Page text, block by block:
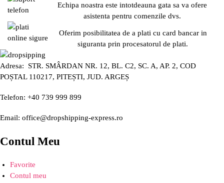
Echipa noastra este intotdeauna gata sa va ofere
asistenta pentru comenzile dvs.
Oferim posibilitatea de a plati cu card bancar in
siguranta prin procesatorul de plati.
Adresa: STR. SMÂRDAN NR. 12, BL. C2, SC. A, AP. 2, COD
POȘTAL 110217, PITEȘTI, JUD. ARGEȘ
Telefon: +40 739 999 899
Email: office@dropshipping-express.ro
Contul Meu
Favorite
Contul meu